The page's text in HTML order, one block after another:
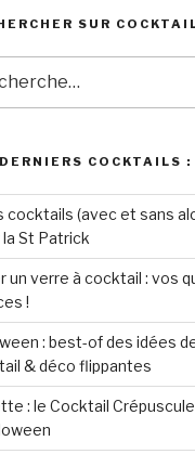
SUR
COCKTAILS :
cocktails (avec et sans
St Patrick
un verre à cocktail : vos
!
: best-of des idées
& déco flippantes
: le Cocktail